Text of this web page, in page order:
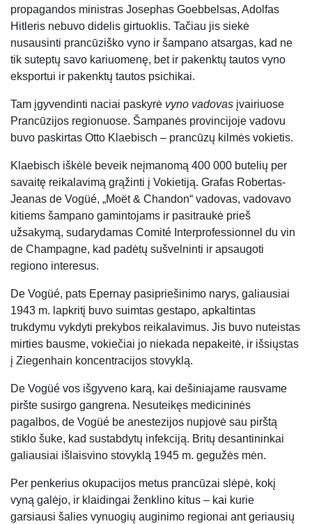
propagandos ministras Josephas Goebbelsas, Adolfas
Hitleris nebuvo didelis girtuoklis. Tačiau jis siekė
nusausinti prancūziško vyno ir šampano atsargas, kad ne
tik suteptų savo kariuomenę, bet ir pakenktų tautos vyno
eksportui ir pakenktų tautos psichikai.
Tam įgyvendinti naciai paskyrė vyno vadovas įvairiuose
Prancūzijos regionuose. Šampanės provincijoje vadovu
buvo paskirtas Otto Klaebisch – prancūzų kilmės vokietis.
Klaebisch iškėlė beveik neįmanomą 400 000 butelių per
savaitę reikalavimą grąžinti į Vokietiją. Grafas Robertas-
Jeanas de Vogüé, „Moët & Chandon“ vadovas, vadovavo
kitiems šampano gamintojams ir pasitraukė prieš
užsakymą, sudarydamas Comité Interprofessionnel du vin
de Champagne, kad padėtų sušvelninti ir apsaugoti
regiono interesus.
De Vogüé, pats Epernay pasipriešinimo narys, galiausiai
1943 m. lapkritį buvo suimtas gestapo, apkaltintas
trukdymu vykdyti prekybos reikalavimus. Jis buvo nuteistas
mirties bausme, vokiečiai jo niekada nepakeitė, ir išsiųstas
į Ziegenhain koncentracijos stovyklą.
De Vogüé vos išgyveno karą, kai dešiniajame rausvame
piršte susirgo gangrena. Nesuteikęs medicininės
pagalbos, de Vogüé be anestezijos nupjovė sau pirštą
stiklo šuke, kad sustabdytų infekciją. Britų desantininkai
galiausiai išlaisvino stovyklą 1945 m. gegužės mėn.
Per penkerius okupacijos metus prancūzai slėpė, kokį
vyną galėjo, ir klaidingai ženklino kitus – kai kurie
garsiausi šalies vynuogių auginimo regionai ant geriausių